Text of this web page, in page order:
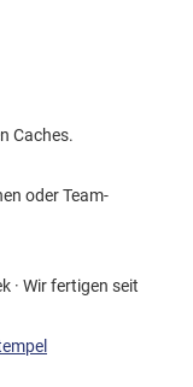
Caches.
oder Team-
· Wir fertigen seit